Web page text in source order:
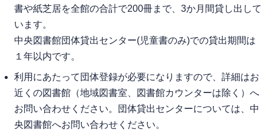
書や紙芝居を全館の合計で200冊まで、3か月間貸し出して
います。
中央図書館団体貸出センター(児童書のみ)での貸出期間は
１年以内です。
利用にあたって団体登録が必要になりますので、詳細はお
近くの図書館（地域図書室、図書館カウンターは除く）へ
お問い合わせください。団体貸出センターについては、中
央図書館へお問い合わせください。